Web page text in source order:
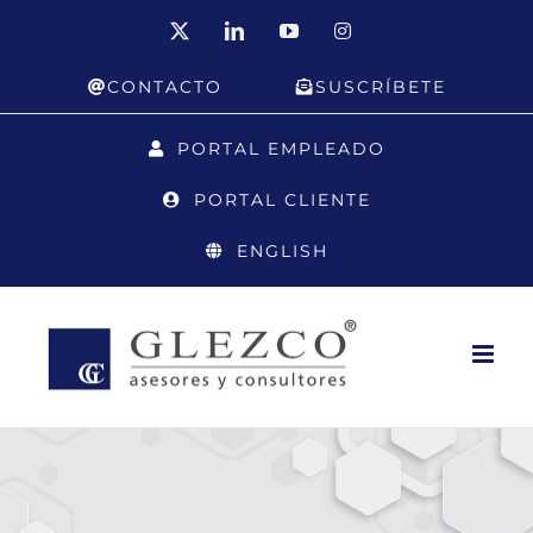
LinkedInYouTubeInstagram
CONTACTO SUSCRÍBETE
PORTAL EMPLEADO
PORTAL CLIENTE
ENGLISH